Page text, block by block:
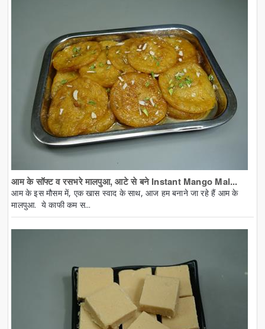
आम के सॉफ्ट व रसभरे मालपुआ, आटे से बने Instant Mango Mal...
आम के इस मौसम में, एक खास स्वाद के साथ, आज हम बनाने जा रहे हैं आम के
मालपुआ. ये काफी कम स...